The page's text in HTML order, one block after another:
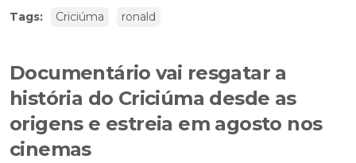
Tags: Criciúma ronald
Documentário vai resgatar a
história do Criciúma desde as
origens e estreia em agosto nos
cinemas